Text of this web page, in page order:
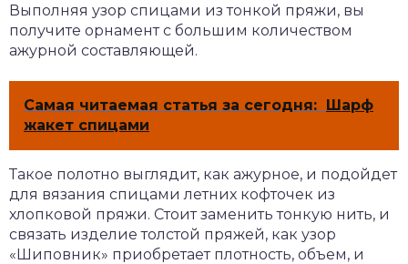
Выполняя узор спицами из тонкой пряжи, вы
получите орнамент с большим количеством
ажурной составляющей.
Самая читаемая статья за сегодня: Шарф
жакет спицами
Такое полотно выглядит, как ажурное, и подойдет
для вязания спицами летних кофточек из
хлопковой пряжи. Стоит заменить тонкую нить, и
связать изделие толстой пряжей, как узор
«Шиповник» приобретает плотность, объем, и